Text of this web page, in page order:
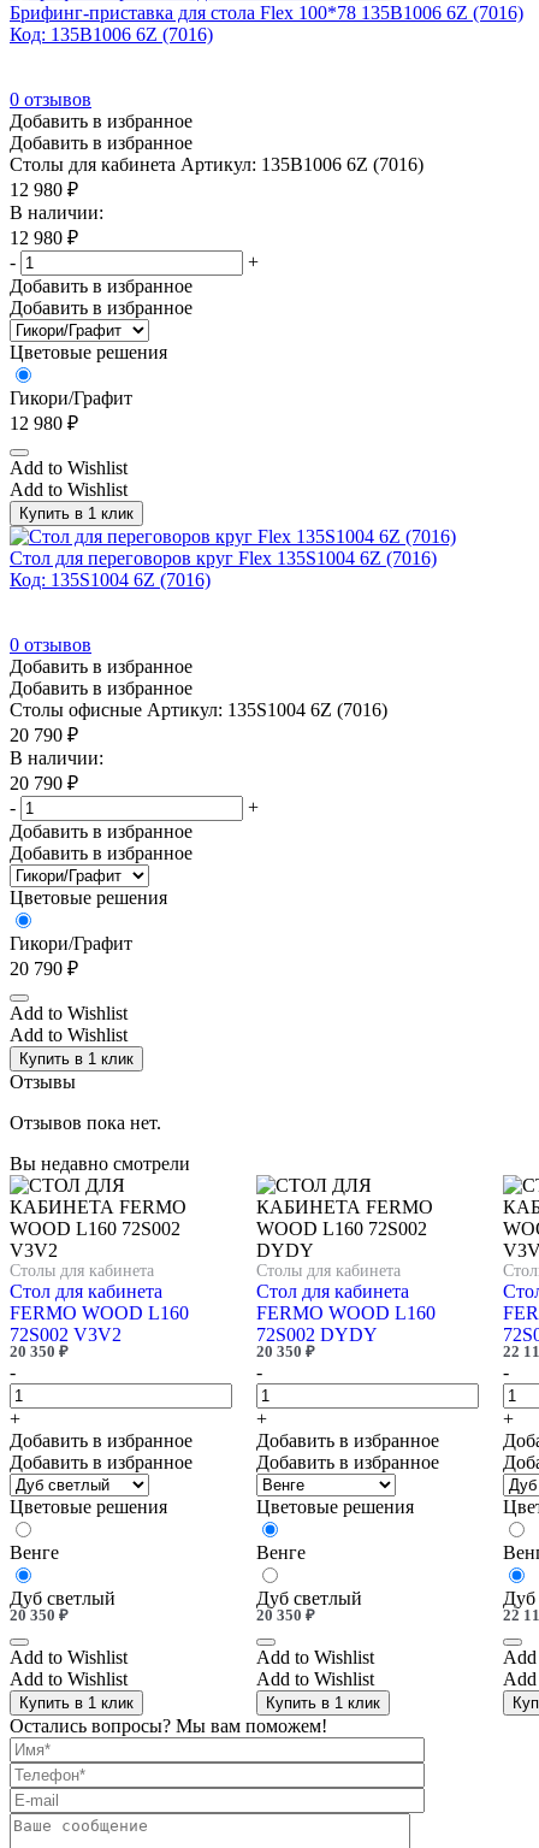
Брифинг-приставка для стола Flex 100*78 135B1006 6Z (7016)
Код: 135B1006 6Z (7016)
0 отзывов
Добавить в избранное
Добавить в избранное
Столы для кабинета Артикул: 135B1006 6Z (7016)
12 980 ₽
В наличии:
12 980 ₽
-
+
Добавить в избранное
Добавить в избранное
Цветовые решения
Гикори/Графит
12 980 ₽
Add to Wishlist
Add to Wishlist
Купить в 1 клик
Стол для переговоров круг Flex 135S1004 6Z (7016)
Код: 135S1004 6Z (7016)
0 отзывов
Добавить в избранное
Добавить в избранное
Столы офисные Артикул: 135S1004 6Z (7016)
20 790 ₽
В наличии:
20 790 ₽
-
+
Добавить в избранное
Добавить в избранное
Цветовые решения
Гикори/Графит
20 790 ₽
Add to Wishlist
Add to Wishlist
Купить в 1 клик
Отзывы
Отзывов пока нет.
Вы недавно смотрели
Столы для кабинета
Стол для кабинета
FERMO WOOD L160
72S002 V3V2
20 350 ₽
-
+
Добавить в избранное
Добавить в избранное
Цветовые решения
Венге
Дуб светлый
20 350 ₽
Add to Wishlist
Add to Wishlist
Купить в 1 клик
Столы для кабинета
Стол для кабинета
FERMO WOOD L160
72S002 DYDY
20 350 ₽
-
+
Добавить в избранное
Добавить в избранное
Цветовые решения
Венге
Дуб светлый
20 350 ₽
Add to Wishlist
Add to Wishlist
Купить в 1 клик
22
-
+
Дуб
22
Остались вопросы? Мы вам поможем!